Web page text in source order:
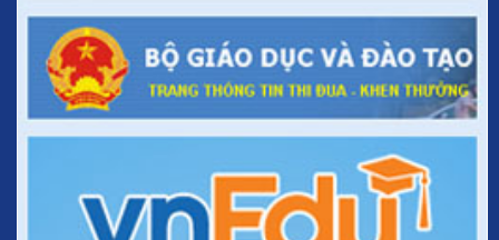
THCS
1629/PGDĐT-CNTT - 21/10/2015
Ban hành Chương trình tiếng Thái cấp tiểu học
Thông tư 46/2014/TT-BGDĐT
Quy định về việc chuyển đổi loại hình trường đại học dân lập sang
Thông tư 45/2014/TT-BGDĐT